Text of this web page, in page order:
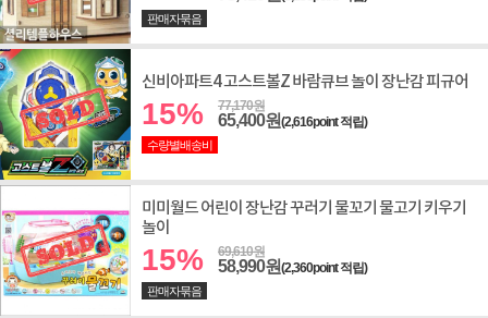
판매자묶음
신비아파트4 고스트볼Z 바람큐브 놀이 장난감 피규어
15% 77,170원
65,400원(2,616point 적립)
수량별배송비
미미월드 어린이 장난감 꾸러기 물꼬기 물고기 키우기
놀이
15% 69,610원
58,990원(2,360point 적립)
판매자묶음